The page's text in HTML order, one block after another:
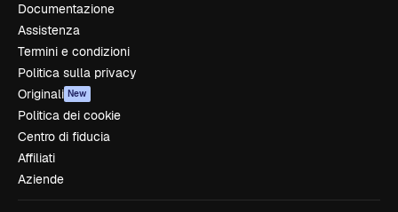
Documentazione
Assistenza
Termini e condizioni
Politica sulla privacy
Originali New
Politica dei cookie
Centro di fiducia
Affiliati
Aziende